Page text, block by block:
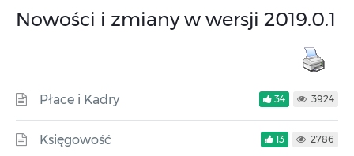
Nowości i zmiany w wersji 2019.0.1
Płace i Kadry 34 3924
Księgowość 13 2786